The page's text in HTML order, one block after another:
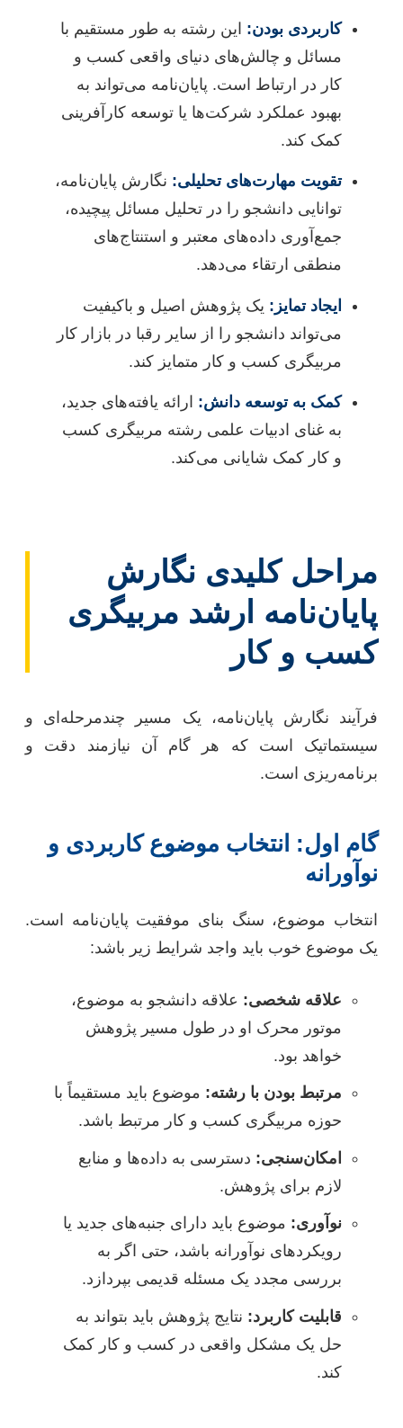
کاربردی بودن: این رشته به طور مستقیم با
مسائل و چالش‌های دنیای واقعی کسب و
کار در ارتباط است. پایان‌نامه می‌تواند به
بهبود عملکرد شرکت‌ها یا توسعه کارآفرینی
کمک کند.
تقویت مهارت‌های تحلیلی: نگارش پایان‌نامه،
توانایی دانشجو را در تحلیل مسائل پیچیده،
جمع‌آوری داده‌های معتبر و استنتاج‌های
منطقی ارتقاء می‌دهد.
ایجاد تمایز: یک پژوهش اصیل و باکیفیت
می‌تواند دانشجو را از سایر رقبا در بازار کار
مربیگری کسب و کار متمایز کند.
کمک به توسعه دانش: ارائه یافته‌های جدید،
به غنای ادبیات علمی رشته مربیگری کسب
و کار کمک شایانی می‌کند.
مراحل کلیدی نگارش
پایان‌نامه ارشد مربیگری
کسب و کار
فرآیند نگارش پایان‌نامه، یک مسیر چندمرحله‌ای و
سیستماتیک است که هر گام آن نیازمند دقت و
برنامه‌ریزی است.
گام اول: انتخاب موضوع کاربردی و
نوآورانه
انتخاب موضوع، سنگ بنای موفقیت پایان‌نامه است.
یک موضوع خوب باید واجد شرایط زیر باشد:
علاقه شخصی: علاقه دانشجو به موضوع،
موتور محرک او در طول مسیر پژوهش
خواهد بود.
مرتبط بودن با رشته: موضوع باید مستقیماً با
حوزه مربیگری کسب و کار مرتبط باشد.
امکان‌سنجی: دسترسی به داده‌ها و منابع
لازم برای پژوهش.
نوآوری: موضوع باید دارای جنبه‌های جدید یا
رویکردهای نوآورانه باشد، حتی اگر به
بررسی مجدد یک مسئله قدیمی بپردازد.
قابلیت کاربرد: نتایج پژوهش باید بتواند به
حل یک مشکل واقعی در کسب و کار کمک
کند.